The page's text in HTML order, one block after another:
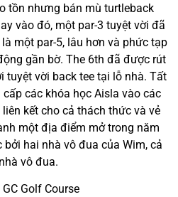
tồn nhưng bán mù turtleback
vào đó, một par-3 tuyệt vời đã
một par-5, lâu hơn và phức tạp
gần bờ. The 6th đã được rút
tuyệt vời back tee tại lỗ nhà. Tất
các khóa học Aisla vào các
kết cho cả thách thức và vẻ
một địa điểm mở trong năm
hai nhà vô đua của Wim, cả
vô đua.
Golf Course